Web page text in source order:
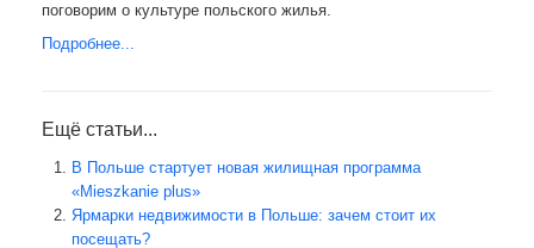
поговорим о культуре польского жилья.
Подробнее...
Ещё статьи...
В Польше стартует новая жилищная программа
«Mieszkanie plus»
Ярмарки недвижимости в Польше: зачем стоит их
посещать?